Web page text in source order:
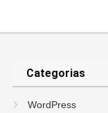
Categorias
WordPress